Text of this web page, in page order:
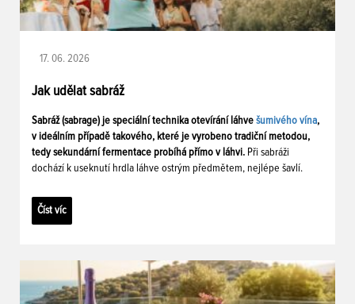
17. 06. 2026
Jak udělat sabráž
Sabráž (sabrage) je speciální technika otevírání láhve šumivého vína,
v ideálním případě takového, které je vyrobeno tradiční metodou,
tedy sekundární fermentace probíhá přímo v láhvi. Při sabráži
dochází k useknutí hrdla láhve ostrým předmětem, nejlépe šavlí.
Číst víc